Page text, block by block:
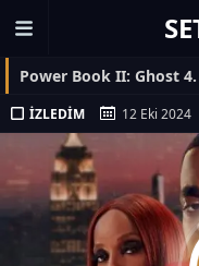
Power Book II: Ghost
İZLEDIM 12 Eki 2024